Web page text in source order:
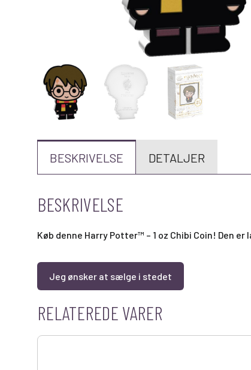
BESKRIVELSE DETALJER
BESKRIVELSE
Køb denne Harry Potter™ – 1 oz Chibi Coin! Den
Jeg ønsker at sælge i stedet
RELATEREDE VARER